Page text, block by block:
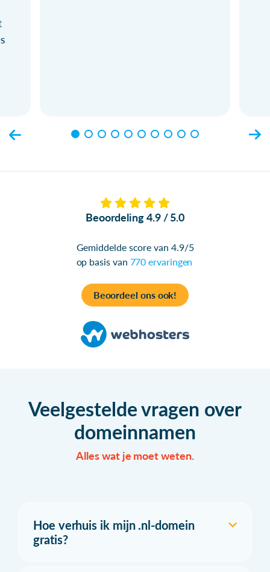
Beoordeling 4.9 / 5.0
Gemiddelde score van 4.9/5
op basis van 770 ervaringen
Beoordeel ons ook!
Veelgestelde vragen over
domeinnamen
Alles wat je moet weten.
Hoe verhuis ik mijn .nl-domein
gratis?